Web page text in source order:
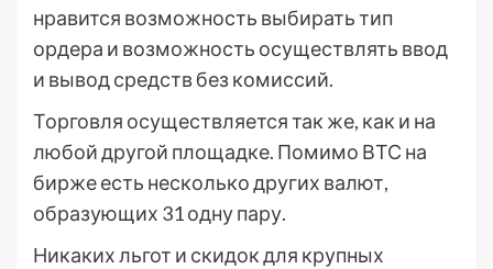
нравится возможность выбирать тип
ордера и возможность осуществлять ввод
и вывод средств без комиссий.
Торговля осуществляется так же, как и на
любой другой площадке. Помимо ВТС на
бирже есть несколько других валют,
образующих 31 одну пару.
Никаких льгот и скидок для крупных